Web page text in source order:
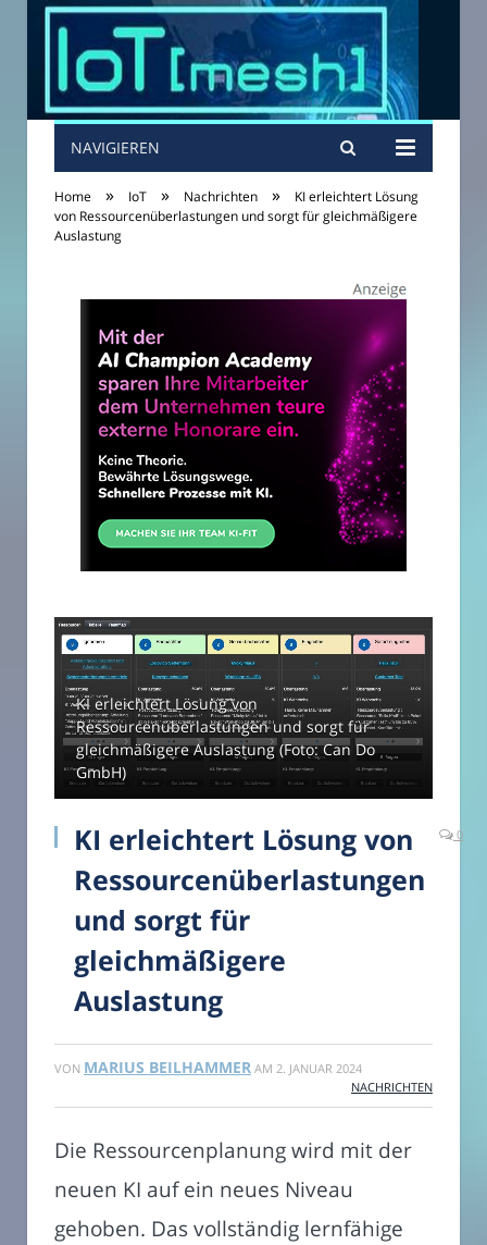
NAVIGIEREN
Home » IoT » Nachrichten »
KI erleichtert Lösung
von Ressourcenüberlastungen und sorgt für gleichmäßigere
Auslastung
KI erleichtert Lösung von
Ressourcenüberlastungen und sorgt für
gleichmäßigere Auslastung (Foto: Can Do
GmbH)
KI erleichtert Lösung von
Ressourcenüberlastungen
und sorgt für
gleichmäßigere
Auslastung
0
VON MARIUS BEILHAMMER AM 2. JANUAR 2024
NACHRICHTEN
Die Ressourcenplanung wird mit der
neuen KI auf ein neues Niveau
gehoben. Das vollständig lernfähige